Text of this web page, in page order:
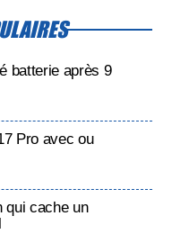
batterie après 9
Pro avec ou
qui cache un